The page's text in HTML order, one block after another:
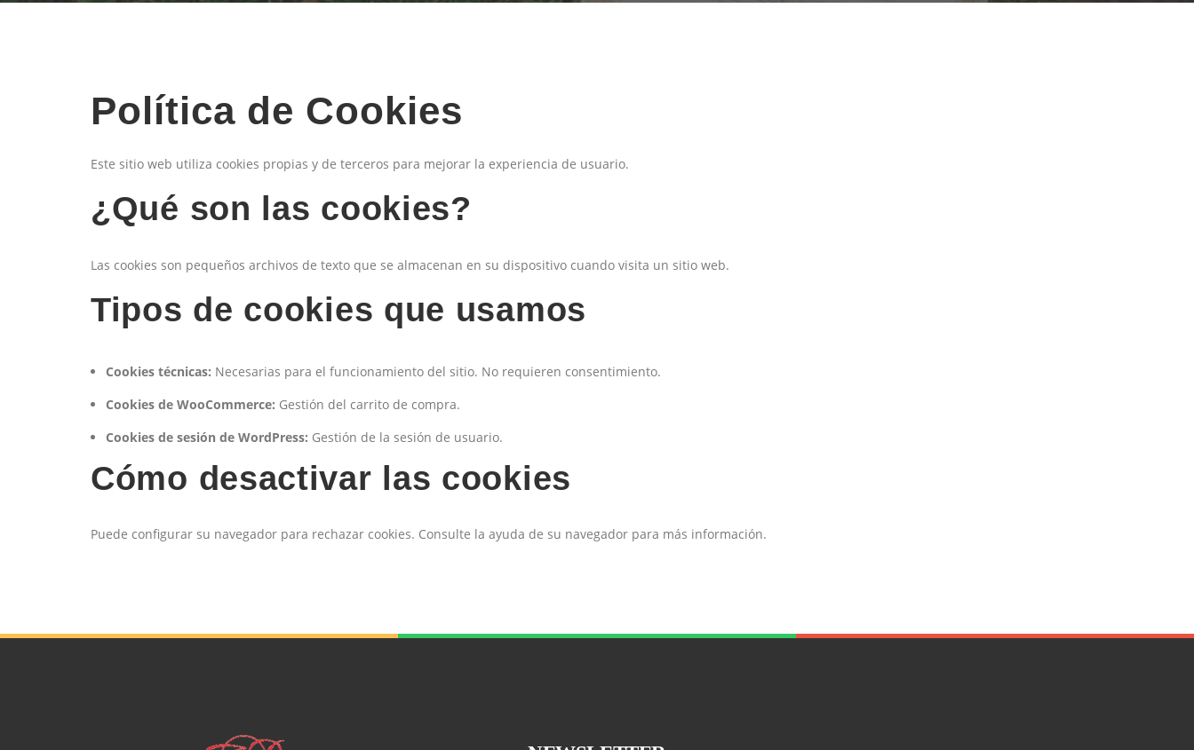
Política de Cookies
Este sitio web utiliza cookies propias y de terceros para mejorar la experiencia de usuario.
¿Qué son las cookies?
Las cookies son pequeños archivos de texto que se almacenan en su dispositivo cuando visita un sitio web.
Tipos de cookies que usamos
Cookies técnicas: Necesarias para el funcionamiento del sitio. No requieren consentimiento.
Cookies de WooCommerce: Gestión del carrito de compra.
Cookies de sesión de WordPress: Gestión de la sesión de usuario.
Cómo desactivar las cookies
Puede configurar su navegador para rechazar cookies. Consulte la ayuda de su navegador para más información.